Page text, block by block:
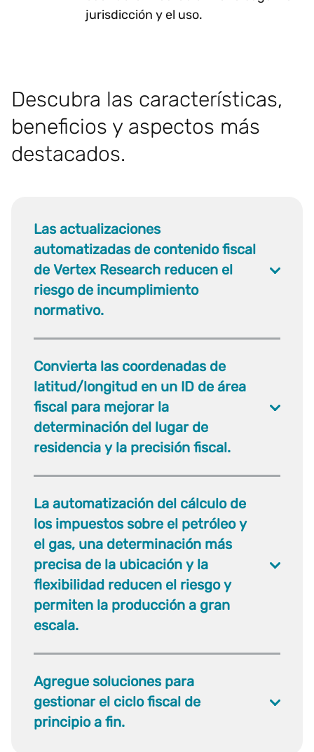
jurisdicción y el uso.
Descubra las características,
beneficios y aspectos más
destacados.
Las actualizaciones
automatizadas de contenido fiscal
de Vertex Research reducen el
riesgo de incumplimiento
normativo.
Convierta las coordenadas de
latitud/longitud en un ID de área
fiscal para mejorar la
determinación del lugar de
residencia y la precisión fiscal.
La automatización del cálculo de
los impuestos sobre el petróleo y
el gas, una determinación más
precisa de la ubicación y la
flexibilidad reducen el riesgo y
permiten la producción a gran
escala.
Agregue soluciones para
gestionar el ciclo fiscal de
principio a fin.